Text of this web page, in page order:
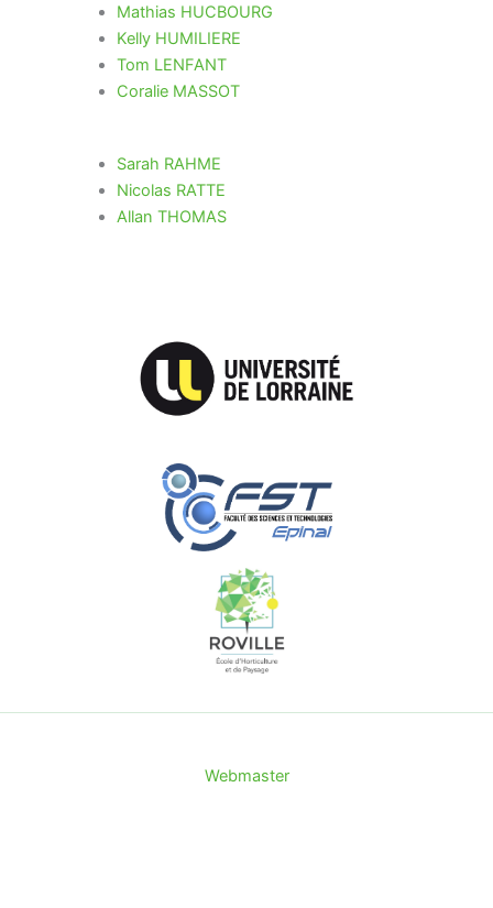
Mathias HUCBOURG
Kelly HUMILIERE
Tom LENFANT
Coralie MASSOT
Sarah RAHME
Nicolas RATTE
Allan THOMAS
Webmaster